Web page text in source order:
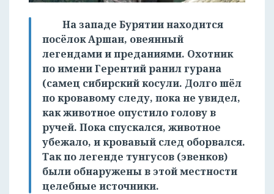
На западе Бурятии находится
посёлок Аршан, овеянный
легендами и преданиями. Охотник
по имени Герентий ранил гурана
(самец сибирский косули. Долго шёл
по кровавому следу, пока не увидел,
как животное опустило голову в
ручей. Пока спускался, животное
убежало, и кровавый след оборвался.
Так по легенде тунгусов (эвенков)
были обнаружены в этой местности
целебные источники.